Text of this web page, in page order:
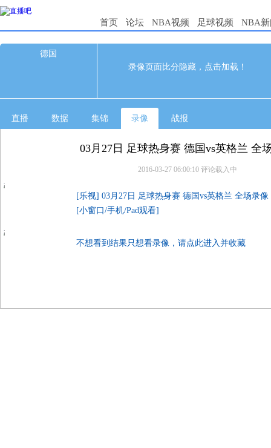
首页 论坛 NBA视频 足球视频 NBA
德国
录像页面比分隐藏，点击加载！
0 03-27 03:45
直播 数据 集锦 录像 战报
03月27日 足球热身赛 德国vs英格兰 全
2016-03-27 06:00:10 评论载入中
[乐视] 03月27日 足球热身赛 德国vs英格兰 全场录像
[小窗口/手机/Pad观看]
不想看到结果只想看录像，请点此进入并收藏